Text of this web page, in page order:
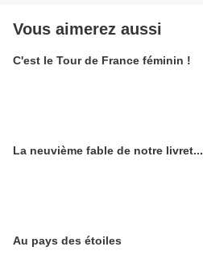
Vous aimerez aussi
C'est le Tour de France féminin !
La neuvième fable de notre livret...
Au pays des étoiles